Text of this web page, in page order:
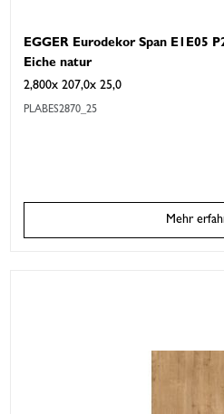
EGGER Eurodekor Span E1E05
Eiche natur
2,800x 207,0x 25,0
PLABES2870_25
Mehr